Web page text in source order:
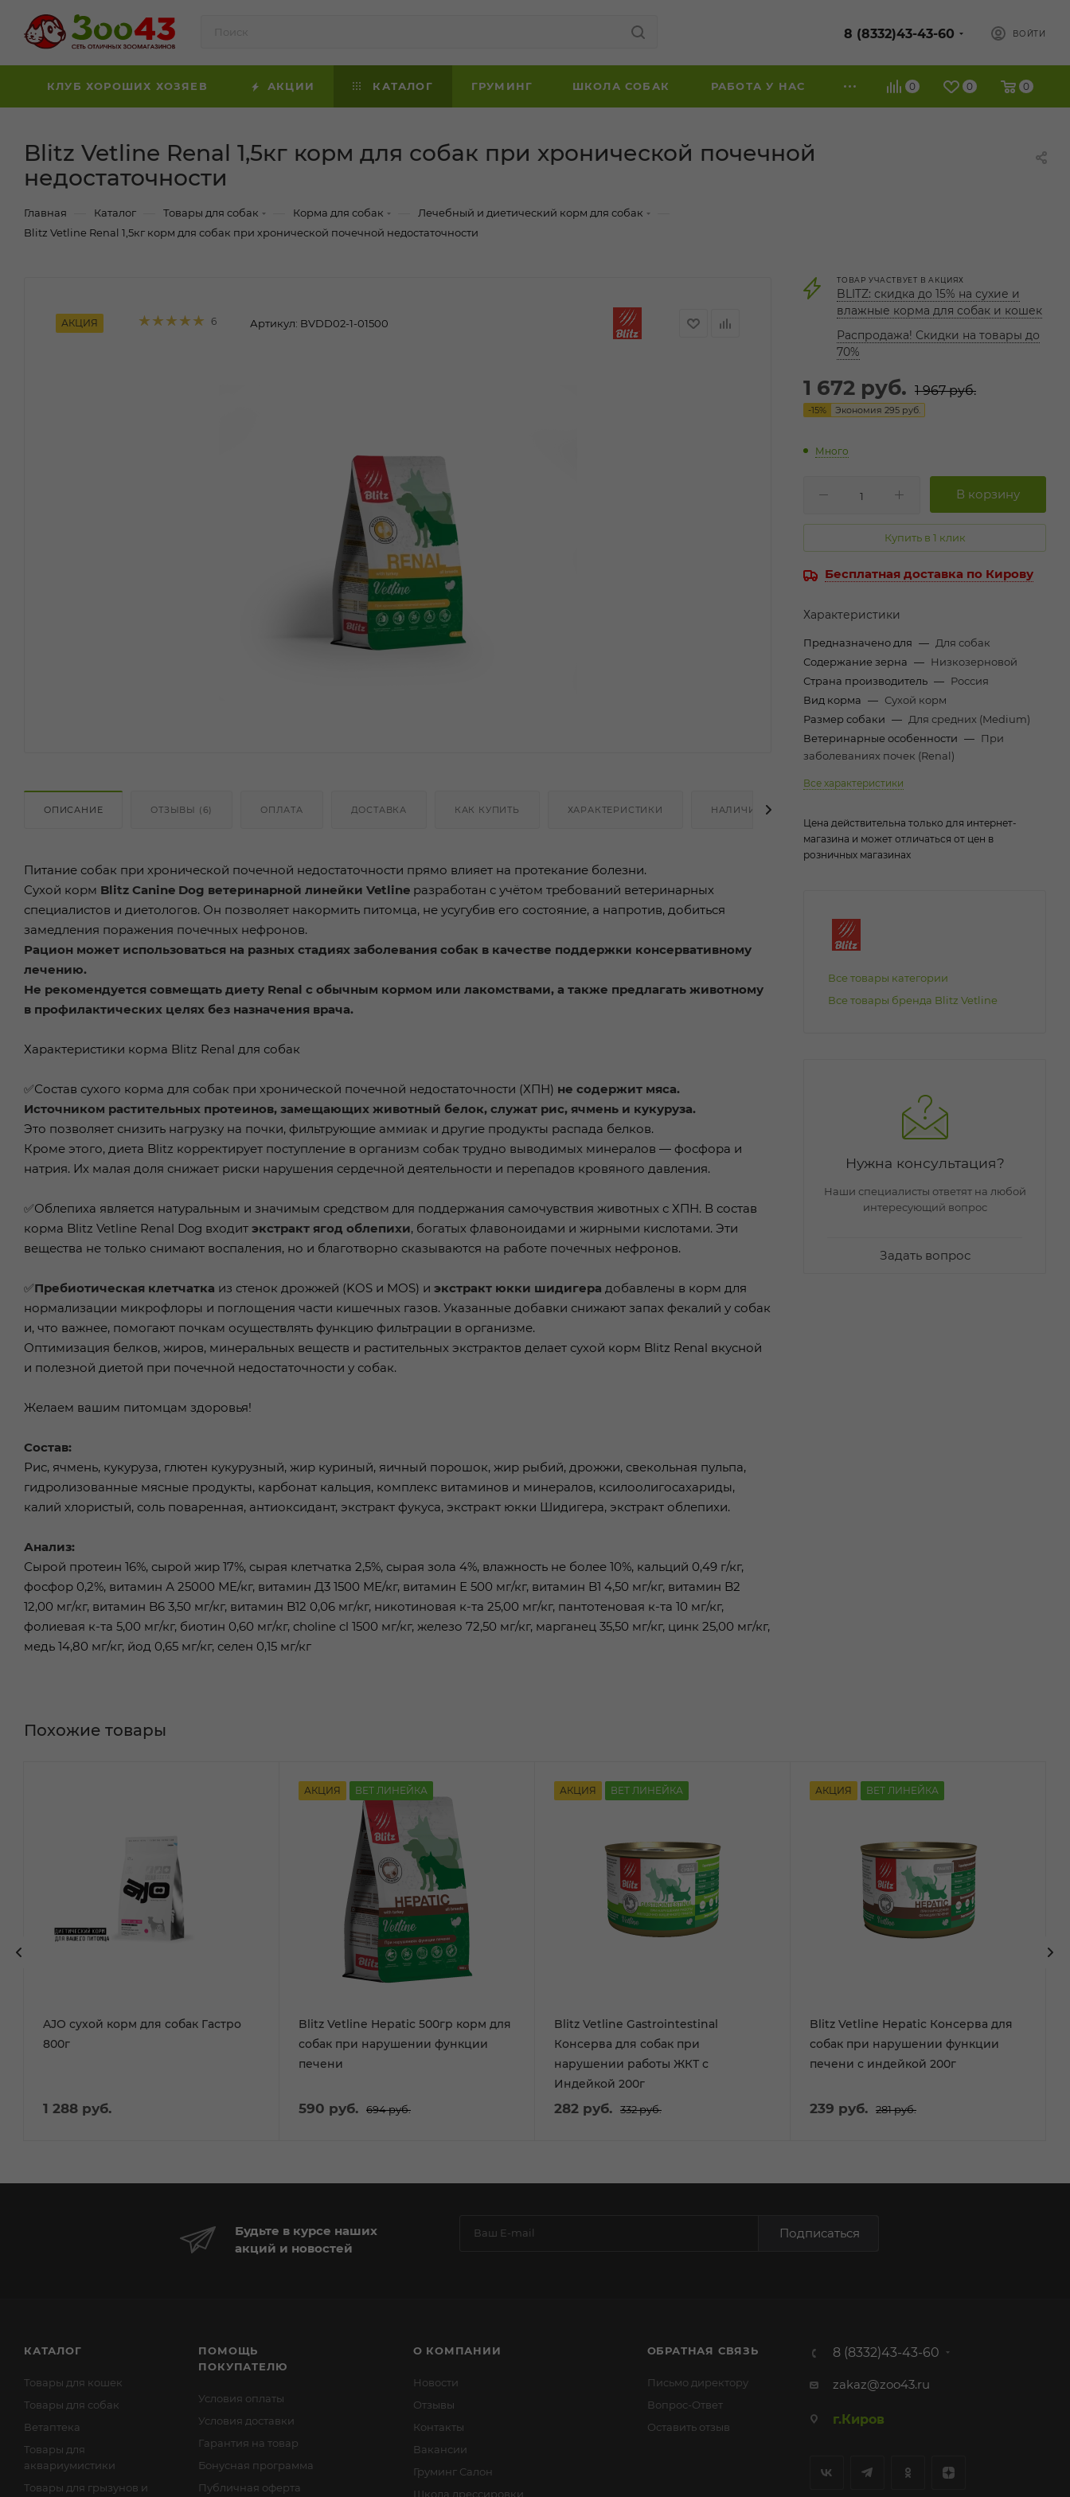
8 (8332)43-43-60 ВОЙТИ
0 0 0
КЛУБ ХОРОШИХ ХОЗЯЕВ АКЦИИ КАТАЛОГ ГРУМИНГ ШКОЛА СОБАК РАБОТА У НАС
Blitz Vetline Renal 1,5кг корм для собак при хронической почечной
недостаточности
Главная Каталог Товары для собак Корма для собак Лечебный и диетический корм для собак
Blitz Vetline Renal 1,5кг корм для собак при хронической почечной недостаточности
АКЦИЯ 6 Артикул: BVDD02-1-01500
ОПИСАНИЕ ОТЗЫВЫ (6) ОПЛАТА ДОСТАВКА КАК КУПИТЬ ХАРАКТЕРИСТИКИ НАЛИЧИЕ
Питание собак при хронической почечной недостаточности прямо влияет на протекание болезни.
Сухой корм Blitz Canine Dog ветеринарной линейки Vetline разработан с учётом требований ветеринарных
специалистов и диетологов. Он позволяет накормить питомца, не усугубив его состояние, а напротив, добиться
замедления поражения почечных нефронов.
Рацион может использоваться на разных стадиях заболевания собак в качестве поддержки консервативному
лечению.
Не рекомендуется совмещать диету Renal с обычным кормом или лакомствами, а также предлагать животному
в профилактических целях без назначения врача.
Характеристики корма Blitz Renal для собак
✅Состав сухого корма для собак при хронической почечной недостаточности (ХПН) не содержит мяса.
Источником растительных протеинов, замещающих животный белок, служат рис, ячмень и кукуруза.
Это позволяет снизить нагрузку на почки, фильтрующие аммиак и другие продукты распада белков.
Кроме этого, диета Blitz корректирует поступление в организм собак трудно выводимых минералов — фосфора и
натрия. Их малая доля снижает риски нарушения сердечной деятельности и перепадов кровяного давления.
✅Облепиха является натуральным и значимым средством для поддержания самочувствия животных с ХПН. В состав
корма Blitz Vetline Renal Dog входит экстракт ягод облепихи, богатых флавоноидами и жирными кислотами. Эти
вещества не только снимают воспаления, но и благотворно сказываются на работе почечных нефронов.
✅Пребиотическая клетчатка из стенок дрожжей (KOS и MOS) и экстракт юкки шидигера добавлены в корм для
нормализации микрофлоры и поглощения части кишечных газов. Указанные добавки снижают запах фекалий у собак
и, что важнее, помогают почкам осуществлять функцию фильтрации в организме.
Оптимизация белков, жиров, минеральных веществ и растительных экстрактов делает сухой корм Blitz Renal вкусной
и полезной диетой при почечной недостаточности у собак.
Желаем вашим питомцам здоровья!
Состав:
Рис, ячмень, кукуруза, глютен кукурузный, жир куриный, яичный порошок, жир рыбий, дрожжи, свекольная пульпа,
гидролизованные мясные продукты, карбонат кальция, комплекс витаминов и минералов, ксилоолигосахариды,
калий хлористый, соль поваренная, антиоксидант, экстракт фукуса, экстракт юкки Шидигера, экстракт облепихи.
Анализ:
Сырой протеин 16%, сырой жир 17%, сырая клетчатка 2,5%, сырая зола 4%, влажность не более 10%, кальций 0,49 г/кг,
фосфор 0,2%, витамин А 25000 МЕ/кг, витамин Д3 1500 МЕ/кг, витамин Е 500 мг/кг, витамин B1 4,50 мг/кг, витамин B2
12,00 мг/кг, витамин B6 3,50 мг/кг, витамин B12 0,06 мг/кг, никотиновая к-та 25,00 мг/кг, пантотеновая к-та 10 мг/кг,
фолиевая к-та 5,00 мг/кг, биотин 0,60 мг/кг, choline cl 1500 мг/кг, железо 72,50 мг/кг, марганец 35,50 мг/кг, цинк 25,00 мг/кг,
медь 14,80 мг/кг, йод 0,65 мг/кг, селен 0,15 мг/кг
ТОВАР УЧАСТВУЕТ В АКЦИЯХ
BLITZ: скидка до 15% на сухие и
влажные корма для собак и кошек
Распродажа! Скидки на товары до
70%
1 672 руб. 1 967руб.
-15% Экономия 295 руб.
Много
Купить в 1 клик
Бесплатная доставка по Кирову
Характеристики
Предназначено для — Для собак
Содержание зерна — Низкозерновой
Страна производитель — Россия
Вид корма — Сухой корм
Размер собаки — Для средних (Medium)
Ветеринарные особенности — При
заболеваниях почек (Renal)
Все характеристики
Цена действительна только для интернет-
магазина и может отличаться от цен в
розничных магазинах
Все товары категории
Все товары бренда Blitz Vetline
Нужна консультация?
Наши специалисты ответят на любой
интересующий вопрос
Задать вопрос
AJO сухой корм для собак Гастро
800г
1 288 руб.
АКЦИЯ ВЕТ ЛИНЕЙКА
Blitz Vetline Hepatic 500гр корм для
собак при нарушении функции
печени
590 руб. 694руб.
АКЦИЯ ВЕТ ЛИНЕЙКА
Blitz Vetline Gastrointestinal
Консерва для собак при
нарушении работы ЖКТ с
Индейкой 200г
282 руб. 332руб.
АКЦИЯ ВЕТ ЛИНЕЙКА
Blitz Vetline Hepatic Консерва для
собак при нарушении функции
печени с индейкой 200г
239 руб. 281руб.
Похожие товары
Будьте в курсе наших
акций и новостей
Подписаться
КАТАЛОГ
Товары для кошек
Товары для собак
Ветаптека
Товары для
аквариумистики
Товары для грызунов и
ПОМОЩЬ
ПОКУПАТЕЛЮ
Условия оплаты
Условия доставки
Гарантия на товар
Бонусная программа
Публичная оферта
О КОМПАНИИ
Новости
Отзывы
Контакты
Вакансии
Груминг Салон
Школа дрессировки
ОБРАТНАЯ СВЯЗЬ
Письмо директору
Вопрос-Ответ
Оставить отзыв
8 (8332)43-43-60
zakaz@zoo43.ru
г.Киров